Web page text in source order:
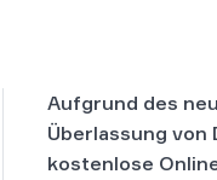
Aufgrund des
Überlassung
kostenlose